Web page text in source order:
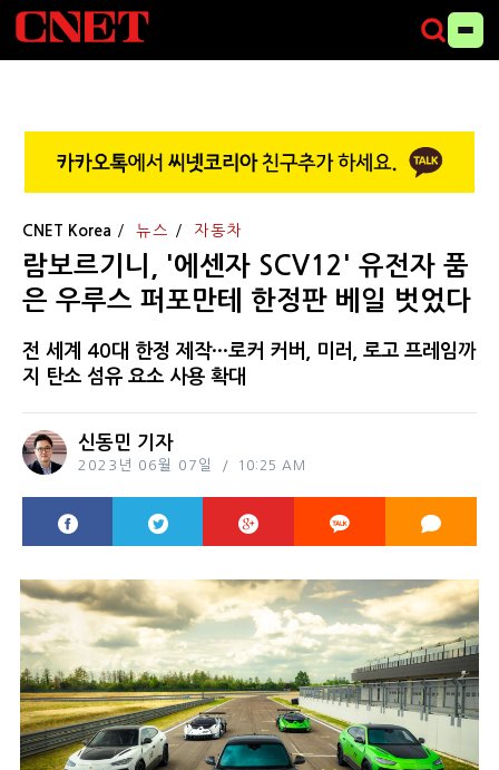
CNET Korea 뉴스 자동차
람보르기니, '에센자 SCV12' 유전자 품
은 우루스 퍼포만테 한정판 베일 벗었다
전 세계 40대 한정 제작···로커 커버, 미러, 로고 프레임까
지 탄소 섬유 요소 사용 확대
신동민 기자
2023년 06월 07일 10:25 AM